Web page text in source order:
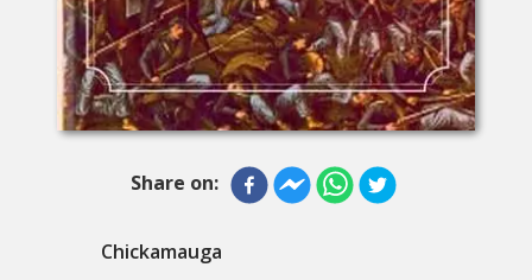
Share on:
Chickamauga